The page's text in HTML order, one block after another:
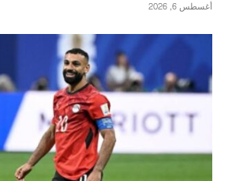
أغسطس 6, 2026